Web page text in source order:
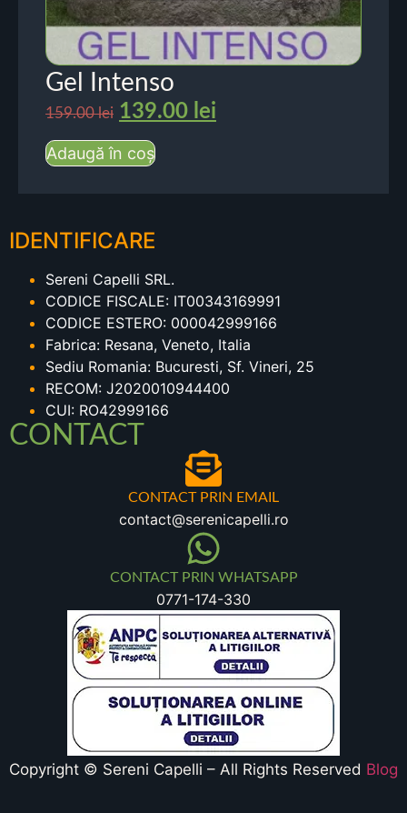
Gel Intenso
159.00lei 139.00 lei
Adaugă în coș
IDENTIFICARE
Sereni Capelli SRL.
CODICE FISCALE: IT00343169991
CODICE ESTERO: 000042999166
Fabrica: Resana, Veneto, Italia
Sediu Romania: Bucuresti, Sf. Vineri, 25
RECOM: J2020010944400
CUI: RO42999166
CONTACT
CONTACT PRIN EMAIL
contact@serenicapelli.ro
CONTACT PRIN WHATSAPP
0771-174-330
Copyright © Sereni Capelli – All Rights Reserved Blog